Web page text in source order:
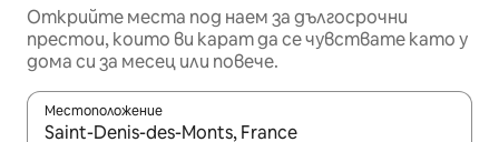
Открийте места под наем за дългосрочни
престои, които ви карат да се чувствате като у
дома си за месец или повече.
Местоположение
Когато резултатите се покажат, използвайте